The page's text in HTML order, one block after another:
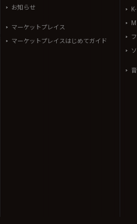
お知らせ
マーケットプレイス
マーケットプレイスはじめてガイド